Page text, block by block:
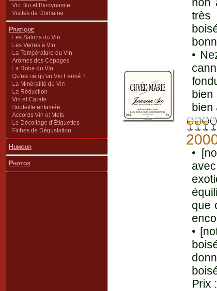
Vin Bio et Biodynamie
Visites de Domaine
Pratique
Les Salons du Vin
Les Verres à Vin
La Température du Vin
Arômes des Cépages
La Robe du Vin
Qu'est ce qu'un Vin Fermé ?
La Minéralité du Vin
La Réduction
Vin et Carafe
Bouteille entamée
Accords Vin et Mets
Le Décollage d'Étiquettes
Fiches de Dégustation
Humour
Photos
très
•
bien
•
que
•
Prix